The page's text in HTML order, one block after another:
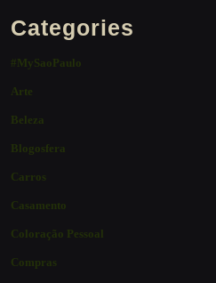
Categories
#MySaoPaulo
Arte
Beleza
Blogosfera
Carros
Casamento
Coloração Pessoal
Compras